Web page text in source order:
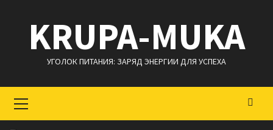
содержимому
KRUPA-MUKA
УГОЛОК ПИТАНИЯ: ЗАРЯД ЭНЕРГИИ ДЛЯ УСПЕХА
меню